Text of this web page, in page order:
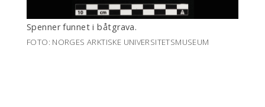
Spenner funnet i båtgrava.
FOTO: NORGES ARKTISKE UNIVERSITETSMUSEUM